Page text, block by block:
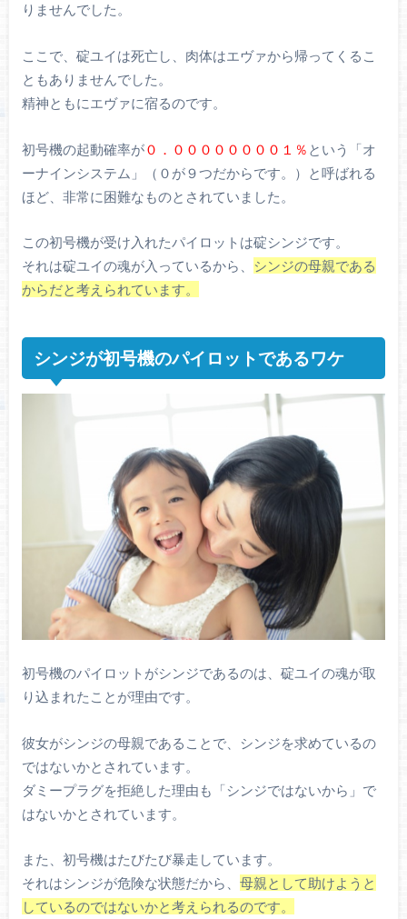
りませんでした。
ここで、碇ユイは死亡し、肉体はエヴァから帰ってくるこ
ともありませんでした。
精神ともにエヴァに宿るのです。
初号機の起動確率が０．００００００００１％ という「オ
ーナインシステム」（０が９つだからです。）と呼ばれる
ほど、非常に困難なものとされていました。
この初号機が受け入れたパイロットは碇シンジです。
それは碇ユイの魂が入っているから、 シンジの母親である
からだと考えられています。
シンジが初号機のパイロットであるワケ
初号機のパイロットがシンジであるのは、碇ユイの魂が取
り込まれたことが理由です。
彼女がシンジの母親であることで、シンジを求めているの
ではないかとされています。
ダミープラグを拒絶した理由も「シンジではないから」で
はないかとされています。
また、初号機はたびたび暴走しています。
それはシンジが危険な状態だから、 母親として助けようと
しているのではないかと考えられるのです。